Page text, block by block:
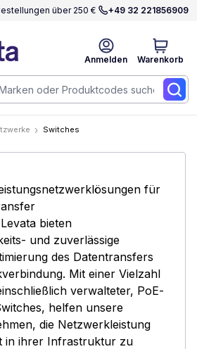
über 250 € +49 32 221856909
Anmelden Warenkorb
Switches
für
bieten
und zuverlässige
des Datentransfers
Mit einer Vielzahl
verwalteter, PoE-
helfen unsere
die Netzwerkleistung
in ihrer Infrastruktur zu